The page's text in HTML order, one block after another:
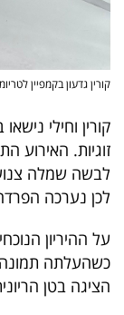
אדום
פרסמו
באייס
אחרינו:
קורין גדעון בקמפיין
זוגיות. האירוע
לבשה שמלה
לכן נערכה
על ההיריון
כשהעלתה
הציגה בטן